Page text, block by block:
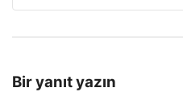
Bir yanıt yazın